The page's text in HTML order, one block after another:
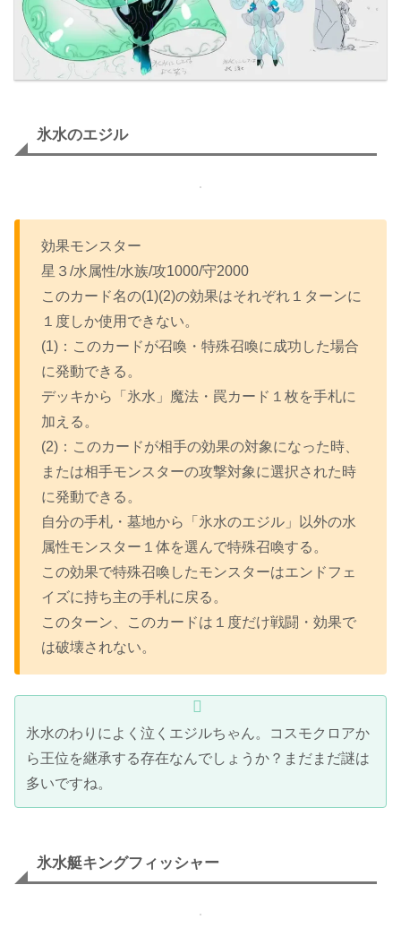
氷水のエジル
効果モンスター
星３/水属性/水族/攻1000/守2000
このカード名の(1)(2)の効果はそれぞれ１ターンに
１度しか使用できない。
(1)：このカードが召喚・特殊召喚に成功した場合
に発動できる。
デッキから「氷水」魔法・罠カード１枚を手札に
加える。
(2)：このカードが相手の効果の対象になった時、
または相手モンスターの攻撃対象に選択された時
に発動できる。
自分の手札・墓地から「氷水のエジル」以外の水
属性モンスター１体を選んで特殊召喚する。
この効果で特殊召喚したモンスターはエンドフェ
イズに持ち主の手札に戻る。
このターン、このカードは１度だけ戦闘・効果で
は破壊されない。
氷水のわりによく泣くエジルちゃん。コスモクロアか
ら王位を継承する存在なんでしょうか？まだまだ謎は
多いですね。
氷水艇キングフィッシャー